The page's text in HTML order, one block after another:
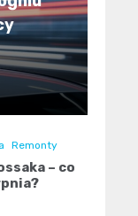
Remonty
– co